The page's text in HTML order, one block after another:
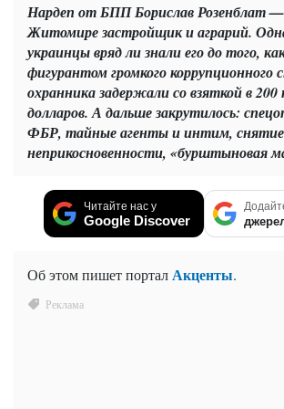
Нардеп от БПП Борислав Розенблат
Житомире застройщик и аграрий.
украинцы вряд ли знали его до того,
фигурантом громкого коррупционного
охранника задержали со взяткой в
долларов. А дальше закрутилось:
ФБР, тайные агенты и интим, снятие
неприкосновенности, «бурштыновая
Читайте нас у
Google Discover
Об этом пишет порталАкценты.